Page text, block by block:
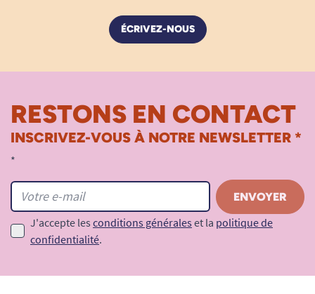
ÉCRIVEZ-NOUS
RESTONS EN CONTACT
INSCRIVEZ-VOUS À NOTRE NEWSLETTER *
*
J'accepte les conditions générales et la politique de
confidentialité.